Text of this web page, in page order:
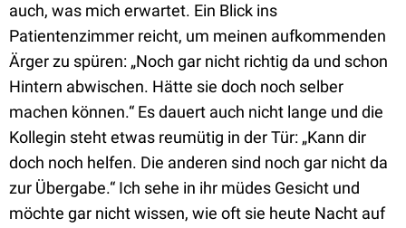
auch, was mich erwartet. Ein Blick ins
Patientenzimmer reicht, um meinen aufkommenden
Ärger zu spüren: „Noch gar nicht richtig da und schon
Hintern abwischen. Hätte sie doch noch selber
machen können.“ Es dauert auch nicht lange und die
Kollegin steht etwas reumütig in der Tür: „Kann dir
doch noch helfen. Die anderen sind noch gar nicht da
zur Übergabe.“ Ich sehe in ihr müdes Gesicht und
möchte gar nicht wissen, wie oft sie heute Nacht auf